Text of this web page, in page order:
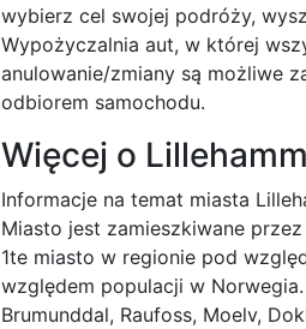
wybierz cel swojej podróży,
Wypożyczalnia aut, w której
anulowanie/zmiany są możliwe
odbiorem samochodu.
Więcej o
Informacje na temat miasta
Miasto jest zamieszkiwane
1te miasto w regionie pod
względem populacji w
Brumunddal, Raufoss, Moelv,